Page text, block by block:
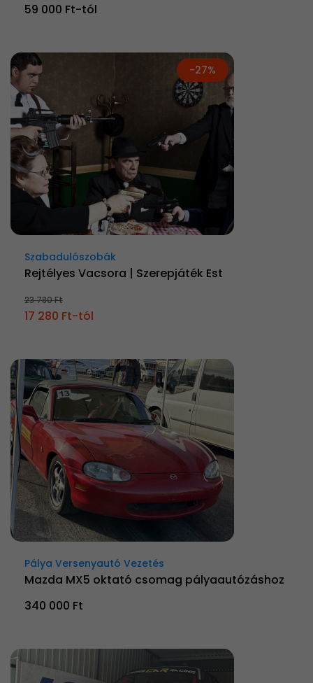
59 000 Ft-tól
-27%
Szabadulószobák
Rejtélyes Vacsora | Szerepjáték Est
23 780 Ft
17 280 Ft-tól
Pálya Versenyautó Vezetés
Mazda MX5 oktató csomag pályaautózáshoz
340 000 Ft